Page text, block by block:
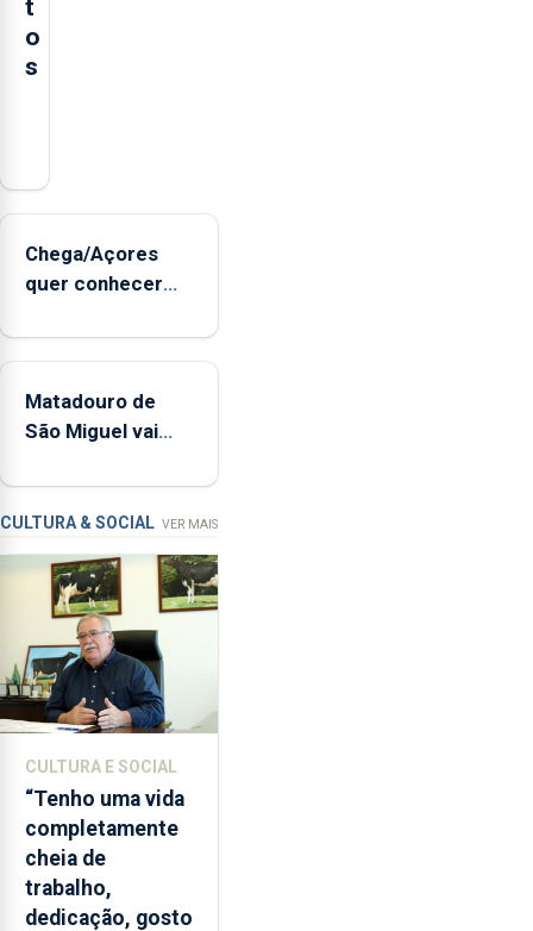
t
o
s
instrumentos
uma
harpa,
permitindo
reforçar
condições
de
ensino
instituição
Chega/Açores
quer conhecer
controlar a dívida
Matadouro de
São Miguel vai
requalificação
CULTURA & SOCIAL VER MAIS
CULTURA E SOCIAL
“Tenho uma vida
completamente
cheia de
trabalho,
dedicação, gosto